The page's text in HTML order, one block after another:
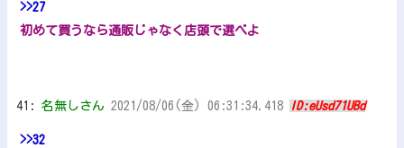
>>27
初めて買うなら通販じゃなく店頭で選べよ
41: 名無しさん 2021/08/06(金) 06:31:34.418 ID:eUsd71UBd
>>32